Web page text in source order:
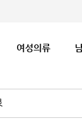
여성의류